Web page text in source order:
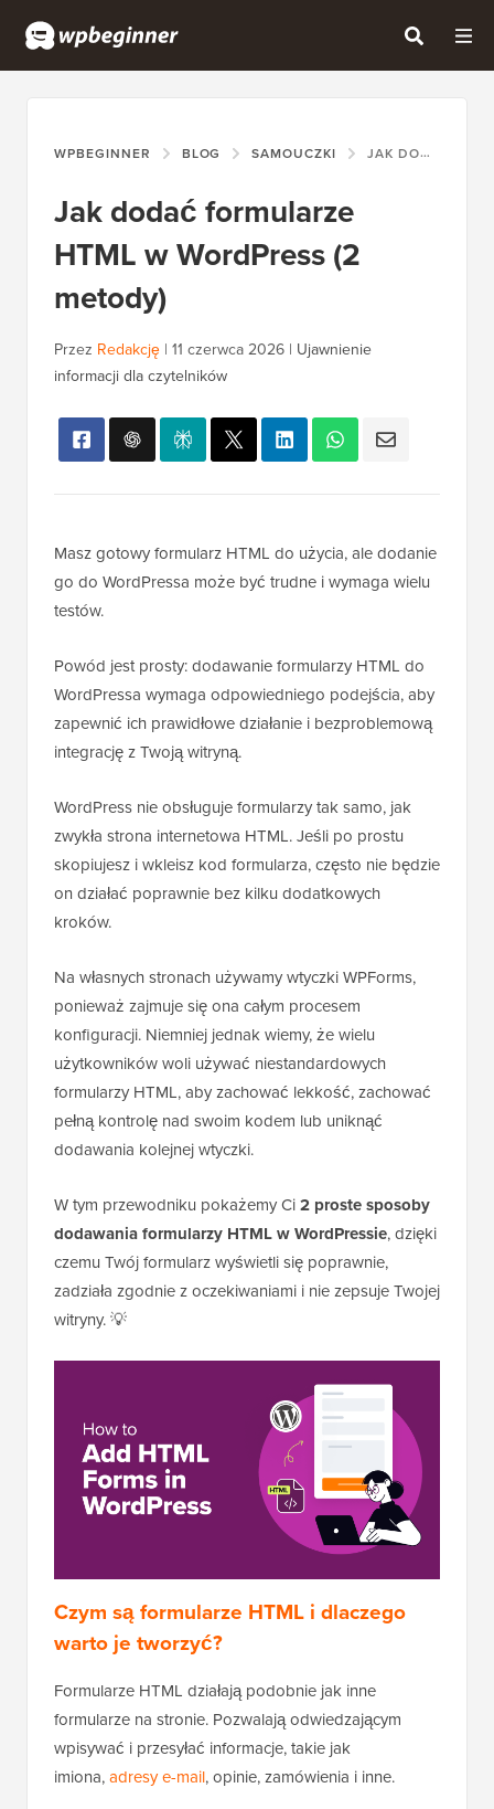
WPBEGINNER BLOG SAMOUCZKI JAK DODAĆ FORMULARZE HTML W WORDPRESS (2 METODY)
Jak dodać formularze
HTML w WordPress (2
metody)
Przez Redakcję | 11 czerwca 2026 | Ujawnienie
informacji dla czytelników
Masz gotowy formularz HTML do użycia, ale dodanie
go do WordPressa może być trudne i wymaga wielu
testów.
Powód jest prosty: dodawanie formularzy HTML do
WordPressa wymaga odpowiedniego podejścia, aby
zapewnić ich prawidłowe działanie i bezproblemową
integrację z Twoją witryną.
WordPress nie obsługuje formularzy tak samo, jak
zwykła strona internetowa HTML. Jeśli po prostu
skopiujesz i wkleisz kod formularza, często nie będzie
on działać poprawnie bez kilku dodatkowych
kroków.
Na własnych stronach używamy wtyczki WPForms,
ponieważ zajmuje się ona całym procesem
konfiguracji. Niemniej jednak wiemy, że wielu
użytkowników woli używać niestandardowych
formularzy HTML, aby zachować lekkość, zachować
pełną kontrolę nad swoim kodem lub uniknąć
dodawania kolejnej wtyczki.
W tym przewodniku pokażemy Ci2 proste sposoby
dodawania formularzy HTML w WordPressie, dzięki
czemu Twój formularz wyświetli się poprawnie,
zadziała zgodnie z oczekiwaniami i nie zepsuje Twojej
witryny. 💡
Czym są formularze HTML i dlaczego
warto je tworzyć?
Formularze HTML działają podobnie jak inne
formularze na stronie. Pozwalają odwiedzającym
wpisywać i przesyłać informacje, takie jak
imiona,adresy e-mail, opinie, zamówienia i inne.